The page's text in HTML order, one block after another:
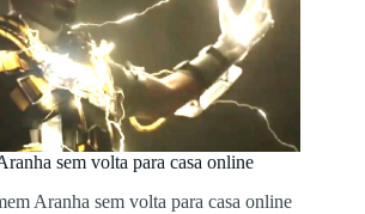
sem volta para casa online
Aranha sem volta para casa online